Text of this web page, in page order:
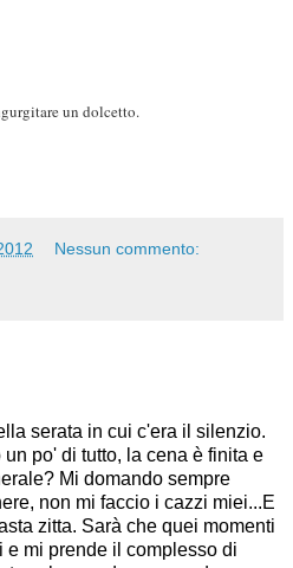
un dolcetto.
Nessun commento:
serata in cui c'era il silenzio.
po' di tutto, la cena è finita e
Mi domando sempre
non mi faccio i cazzi miei...E
zitta. Sarà che quei momenti
e mi prende il complesso di